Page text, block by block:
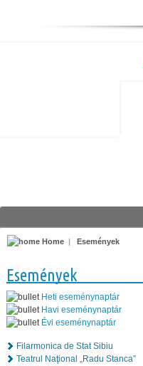
Home | Események
Események
Heti eseménynaptár
Havi eseménynaptár
Évi eseménynaptár
Filarmonica de Stat Sibiu
Teatrul Naţional „Radu Stanca”